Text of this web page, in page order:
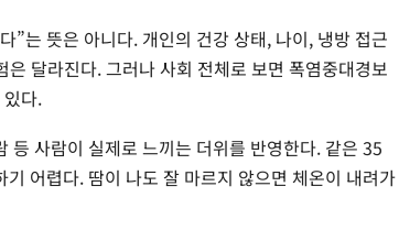
”는 뜻은 아니다. 개인의 건강 상태, 나이, 냉방 접근
달라진다. 그러나 사회 전체로 보면 폭염중대경보
다.
사람이 실제로 느끼는 더위를 반영한다. 같은 35
어렵다. 땀이 나도 잘 마르지 않으면 체온이 내려가